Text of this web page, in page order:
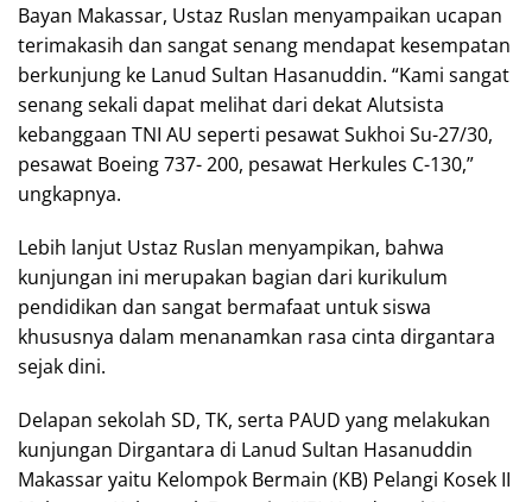
Bayan Makassar, Ustaz Ruslan menyampaikan ucapan
terimakasih dan sangat senang mendapat kesempatan
berkunjung ke Lanud Sultan Hasanuddin. “Kami sangat
senang sekali dapat melihat dari dekat Alutsista
kebanggaan TNI AU seperti pesawat Sukhoi Su-27/30,
pesawat Boeing 737- 200, pesawat Herkules C-130,”
ungkapnya.
Lebih lanjut Ustaz Ruslan menyampikan, bahwa
kunjungan ini merupakan bagian dari kurikulum
pendidikan dan sangat bermafaat untuk siswa
khususnya dalam menanamkan rasa cinta dirgantara
sejak dini.
Delapan sekolah SD, TK, serta PAUD yang melakukan
kunjungan Dirgantara di Lanud Sultan Hasanuddin
Makassar yaitu Kelompok Bermain (KB) Pelangi Kosek II